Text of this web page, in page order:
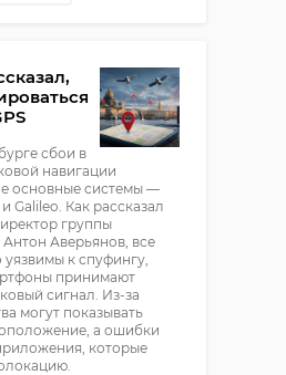
сбои в
навигации
основные системы —
Galileo. Как рассказал
группы
Антон Аверьянов, все
к спуфингу,
принимают
сигнал. Из-за
могут показывать
а ошибки
которые